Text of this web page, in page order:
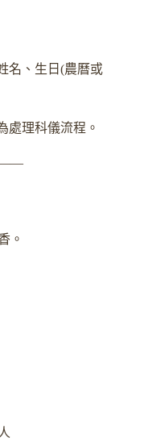
名、生日(農曆或
處理科儀流程。
。